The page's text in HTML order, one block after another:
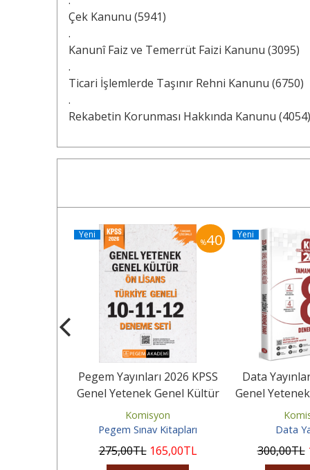
Çek Kanunu (5941)
.
Kanunî Faiz ve Temerrüt Faizi Kanunu (3095)
.
Ticari İşlemlerde Taşınır Rehni Kanunu (6750)
.
Rekabetin Korunması Hakkında Kanunu (4054)
%40
Yeni
Pegem Yayınları 2026 KPSS
Genel Yetenek Genel Kültür
Ön Lisans Tamamı...
Komisyon
Pegem Sınav Kitapları
275,00TL 165,00TL
Yeni
Data
Genel
Tamamı
Data
300,00TL